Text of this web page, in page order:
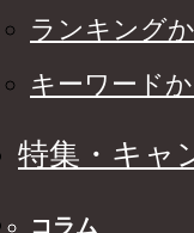
ランキング
キーワード
特集・キャ
コラム